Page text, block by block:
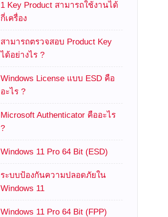
1 Key Product สามารถใช้งานได้
กี่เครื่อง
สามารถตรวจสอบ Product Key
ได้อย่างไร ?
Windows License แบบ ESD คือ
อะไร ?
Microsoft Authenticator คืออะไร
?
Windows 11 Pro 64 Bit (ESD)
ระบบป้องกันความปลอดภัยใน
Windows 11
Windows 11 Pro 64 Bit (FPP)